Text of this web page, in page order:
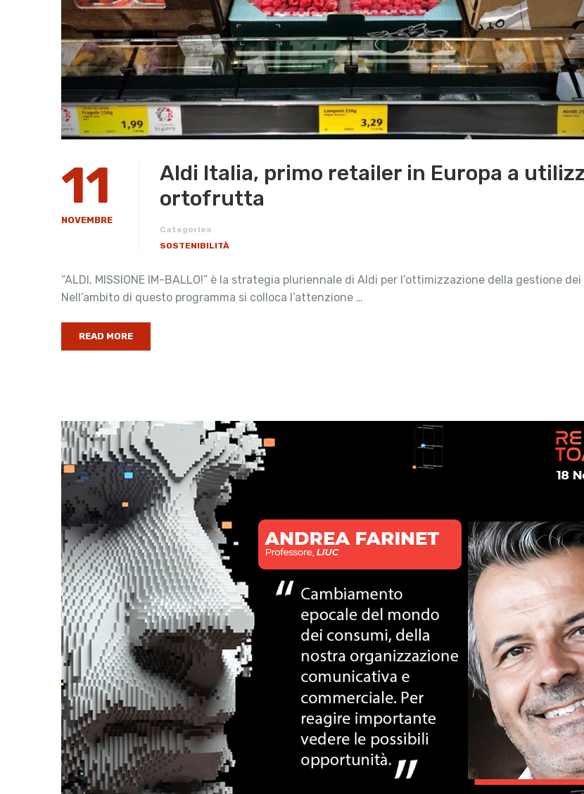
11
NOVEMBRE
Aldi Italia, primo retailer in Europa a
ortofrutta
Categories
SOSTENIBILITÀ
“ALDI, MISSIONE IM-BALLO!” è la strategia pluriennale di Aldi per l’ottimizzazione della gestione
Nell’ambito di questo programma si colloca l’attenzione …
READ MORE